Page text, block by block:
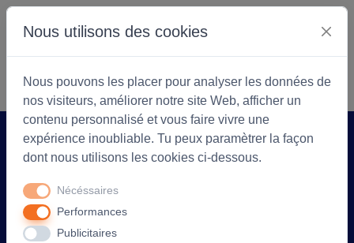
S'identifier Commencer
Accueil Coopérarock Produit
Maracana en polyester - personnalisé -
Orange/Noir
Nous utilisons des cookies
Nous pouvons les placer pour analyser les données de
nos visiteurs, améliorer notre site Web, afficher un
contenu personnalisé et vous faire vivre une
expérience inoubliable. Tu peux paramètrer la façon
dont nous utilisons les cookies ci-dessous.
Nécéssaires
Performances
Publicitaires